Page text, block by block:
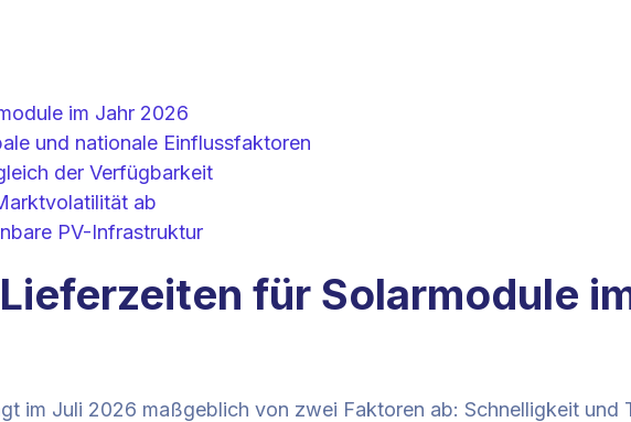
im Jahr 2026
und nationale Einflussfaktoren
der Verfügbarkeit
ab
PV-Infrastruktur
für Solarmodule
im Juli 2026 maßgeblich von zwei Faktoren ab: Schnelligkeit und